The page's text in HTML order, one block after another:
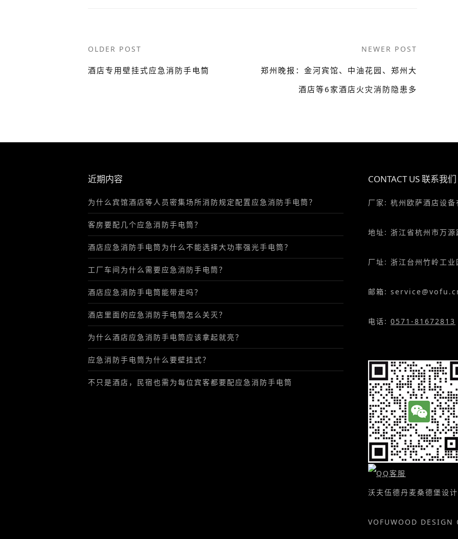
Post
navigation
OLDER POST
酒店专用壁挂式应急消防手电筒
NEWER POST
郑州晚报：金河宾馆、中油花园、郑州大
酒店等6家酒店火灾消防隐患多
近期内容
为什么宾馆酒店等人员密集场所消防规定配置应急消防手电筒？
客房要配几个应急消防手电筒？
酒店应急消防手电筒为什么不能选择大功率强光手电筒？
工厂车间为什么需要应急消防手电筒？
酒店应急消防手电筒能带走吗？
酒店里面的应急消防手电筒怎么关灭？
为什么酒店应急消防手电筒应该拿起就亮？
应急消防手电筒为什么要壁挂式？
不只是酒店，民宿也需为每位宾客都要配应急消防手电筒
CONTACT US 联系我们
厂家: 杭州欧萨酒店设备
地址: 浙江省杭州市万源
厂址: 浙江台州竹岭工业
邮箱:
电话: 0571-81672813
沃夫伍德丹麦桑德堡设
VOFUWOOD DESIGN